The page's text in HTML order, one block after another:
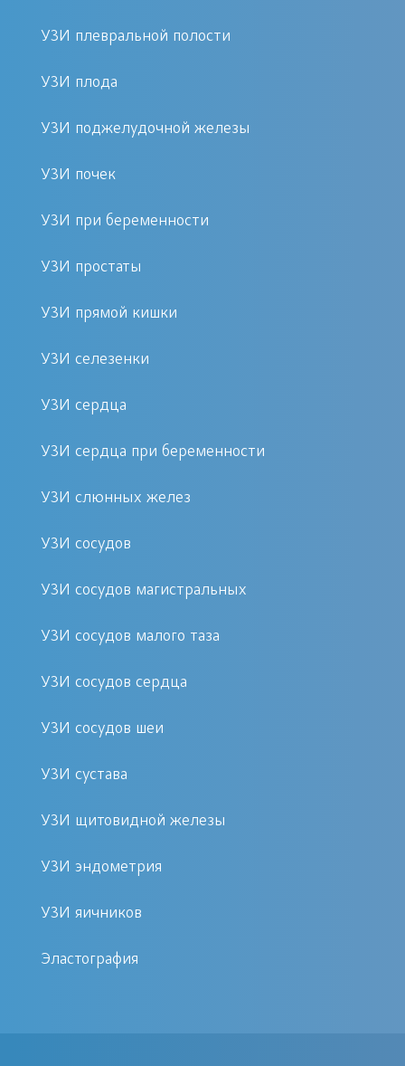
Специальная подготовка к УЗИ глаза
полчаса до процедуры не употреблять
дискомфорта во время обследования.
Реабилитация и уход после
процедуры
После УЗИ глаза не требуется
делам. В редких случаях возможно
глаз, которое быстро проходит
следить за своим состоянием и при
появлении любых необычных
УЗИ плевральной полости
УЗИ плода
УЗИ поджелудочной железы
УЗИ почек
УЗИ при беременности
УЗИ простаты
УЗИ прямой кишки
УЗИ селезенки
УЗИ сердца
УЗИ сердца при беременности
УЗИ слюнных желез
УЗИ сосудов
УЗИ сосудов магистральных
УЗИ сосудов малого таза
УЗИ сосудов сердца
УЗИ сосудов шеи
УЗИ сустава
УЗИ щитовидной железы
УЗИ эндометрия
УЗИ яичников
Эластография